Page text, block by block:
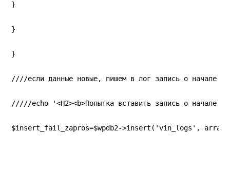
}
}
}
////если данные новые, пишем в лог запись о начале
/////echo '<H2><b>Попытка вставить запись о начале
$insert_fail_zapros=$wpdb2->insert('vin_logs',